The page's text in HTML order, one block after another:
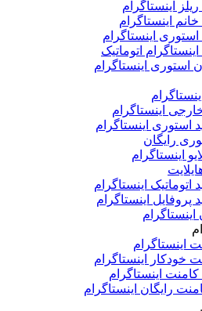
اینستاگرام
اینستاگرام
استوری اینستاگرام
اتوماتیک
استوری اینستاگرام
اینستاگرام
استوری اینستاگرام
رایگان
اینستاگرام
اتوماتیک اینستاگرام
پروفایل اینستاگرام
اینستاگرام
اینستاگرام
خودکار اینستاگرام
کامنت اینستاگرام
رایگان اینستاگرام